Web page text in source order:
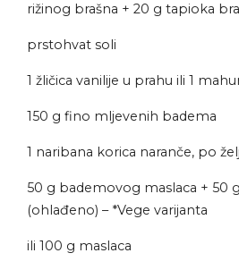
rižinog brašna + 20 g tapioka
prstohvat soli
1 žličica vanilije u prahu ili 1
150 g fino mljevenih badema
1 naribana korica naranče, po
50 g bademovog maslaca + 50
(ohlađeno) – *Vege varijanta
ili 100 g maslaca